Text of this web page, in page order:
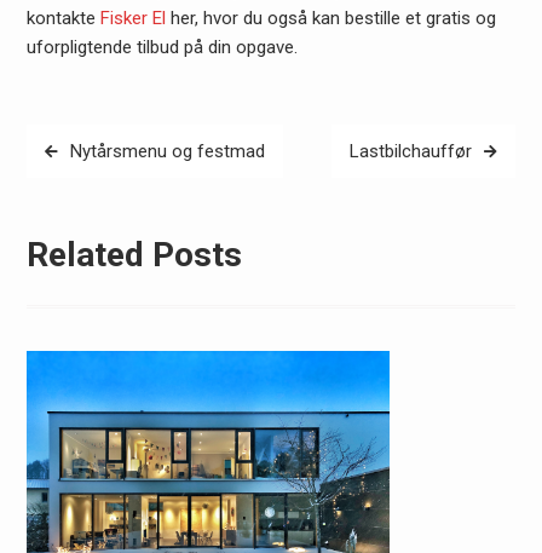
kontakte Fisker El her, hvor du også kan bestille et gratis og
uforpligtende tilbud på din opgave.
Indlægsnavigation
Nytårsmenu og festmad Lastbilchauffør
Related Posts